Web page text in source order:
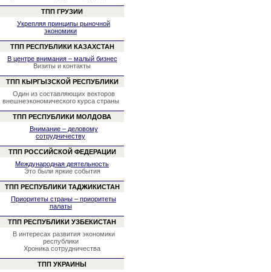
ТПП ГРУЗИИ
Укрепляя принципы рыночной
экономики
ТПП РЕСПУБЛИКИ КАЗАХСТАН
В центре внимания – малый бизнес
Визиты и контакты
ТПП КЫРГЫЗСКОЙ РЕСПУБЛИКИ
Один из составляющих векторов
внешнеэкономического курса страны
ТПП РЕСПУБЛИКИ МОЛДОВА
Внимание – деловому
сотрудничеству
ТПП РОССИЙСКОЙ ФЕДЕРАЦИИ
Международная деятельность
Это были яркие события
ТПП РЕСПУБЛИКИ ТАДЖИКИСТАН
Приоритеты страны – приоритеты
палаты
ТПП РЕСПУБЛИКИ УЗБЕКИСТАН
В интересах развития экономики
республики
Хроника сотрудничества
ТПП УКРАИНЫ